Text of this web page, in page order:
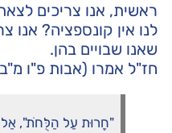
ראשית, אנו צריכים
לנו אין קונספציה?
שאנו שבויים בהן.
חז"ל אמרו (אבות פ"ו
"חָרוּת עַל הַלֻּחֹת",